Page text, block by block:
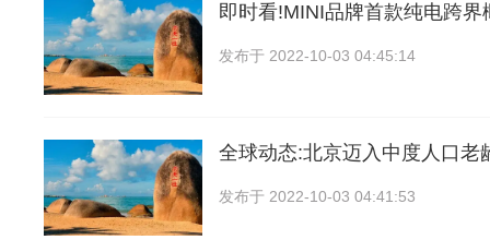
即时看!MINI品牌首款纯电跨界
发布于 2022-10-03 04:45:14
全球动态:北京迈入中度人口老
发布于 2022-10-03 04:41:53